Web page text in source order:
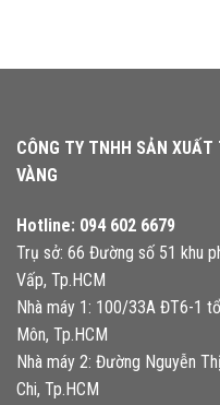
CÔNG TY TNHH SẢN XUẤT
VÀNG
Hotline: 094 602 6679
Trụ sở: 66 Đường số 51 khu
Vấp, Tp.HCM
Nhà máy 1: 100/33A ĐT6-1
Môn, Tp.HCM
Nhà máy 2: Đường Nguyễn
Chi, Tp.HCM